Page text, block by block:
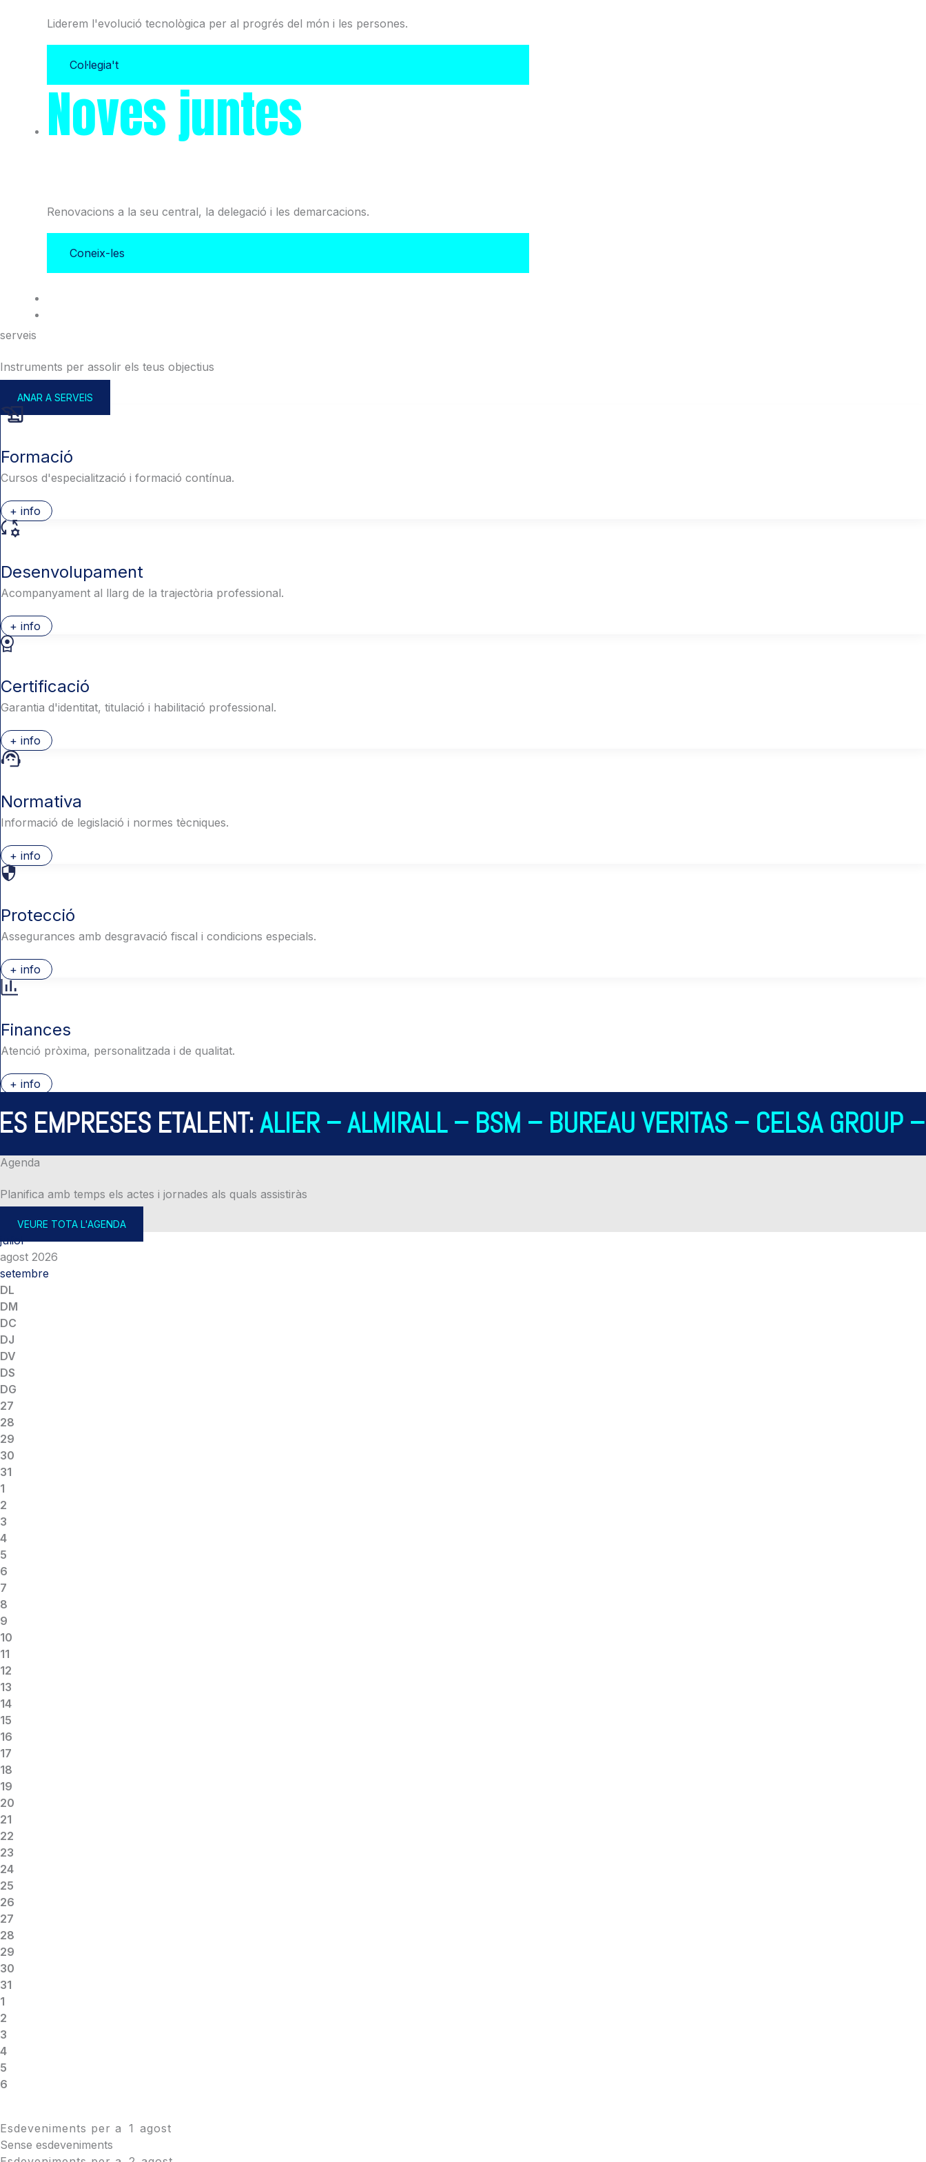
Liderem l'evolució tecnològica per al progrés del món i les persones.
Col·legia't
Noves juntes
Renovacions a la seu central, la delegació i les demarcacions.
Coneix-les
serveis
Instruments per assolir els teus objectius
ANAR A SERVEIS
Formació
Cursos d'especialització i formació contínua.
+ info
Desenvolupament
Acompanyament al llarg de la trajectòria professional.
+ info
Certificació
Garantia d'identitat, titulació i habilitació professional.
+ info
Normativa
Informació de legislació i normes tècniques.
+ info
Protecció
Assegurances amb desgravació fiscal i condicions especials.
+ info
Finances
Atenció pròxima, personalitzada i de qualitat.
+ info
EMPRESES ETALENT:ALIER – ALMIRALL – BSM – BUREAU VERITAS – CELSA GROUP
Agenda
Planifica amb temps els actes i jornades als quals assistiràs
VEURE TOTA L'AGENDA
juliol
agost 2026
setembre
DL
DM
DC
DJ
DV
DS
DG
27
28
29
30
31
1
2
3
4
5
6
7
8
9
10
11
12
13
14
15
16
17
18
19
20
21
22
23
24
25
26
27
28
29
30
31
1
2
3
4
5
6
Esdeveniments per a 1 agost
Sense esdeveniments